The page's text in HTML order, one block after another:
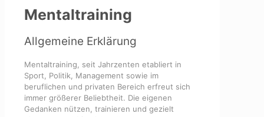
Mentaltraining
Allgemeine Erklärung
Mentaltraining, seit Jahrzenten etabliert in
Sport, Politik, Management sowie im
beruflichen und privaten Bereich erfreut sich
immer größerer Beliebtheit. Die eigenen
Gedanken nützen, trainieren und gezielt